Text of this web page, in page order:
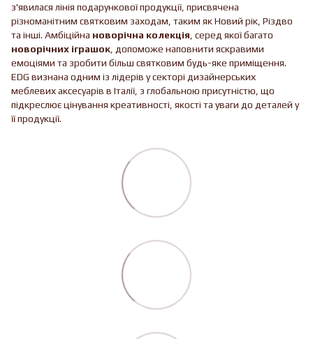
з'явилася лінія подарункової продукції, присвячена
різноманітним святковим заходам, таким як Новий рік, Різдво
та інші. Амбіційна новорічна колекція , серед якої багато
новорічних іграшок , допоможе наповнити яскравими
емоціями та зробити більш святковим будь-яке приміщення.
EDG визнана одним із лідерів у секторі дизайнерських
меблевих аксесуарів в Італії, з глобальною присутністю, що
підкреслює цінування креативності, якості та уваги до деталей у
її продукції.